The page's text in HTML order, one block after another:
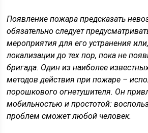
Появление пожара предсказать
обязательно следует
мероприятия для его устранения
локализации до тех пор, пока не
бригада. Один из наиболее
методов действия при пожаре –
порошкового огнетушителя. Он
мобильностью и простотой:
проблем сможет любой человек.